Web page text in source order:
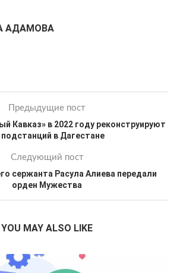
АДАМОВА
Предыдущие пост
Кавказ» в 2022 году реконструируют
подстанций в Дагестане
Следующий пост
сержанта Расула Алиева передали
орден Мужества
YOU MAY ALSO LIKE